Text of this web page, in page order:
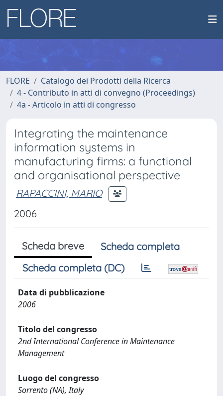
FLORE
Catalogo dei Prodotti della Ricerca
4 - Contributo in atti di convegno (Proceedings)
4a - Articolo in atti di congresso
Integrating the maintenance
information systems in
manufacturing firms: a functional
and organisational perspective
RAPACCINI, MARIO
2006
Scheda breve
Scheda completa
Scheda completa (DC)
Data di pubblicazione
2006
Titolo del congresso
2nd International Conference in Maintenance
Management
Luogo del congresso
Sorrento (NA), Italy